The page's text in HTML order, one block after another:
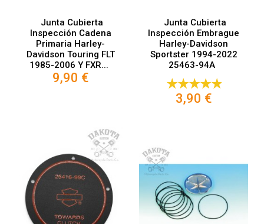
Junta Cubierta
Inspección Cadena
Primaria Harley-
Davidson Touring FLT
1985-2006 Y FXR...
9,90 €
Junta Cubierta
Inspección Embrague
Harley-Davidson
Sportster 1994-2022
25463-94A
3,90 €